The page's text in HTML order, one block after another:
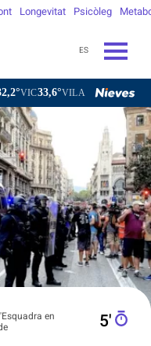
Longevitat Psicòleg
ES
DEL PENEDÈS31,8°
en
5′